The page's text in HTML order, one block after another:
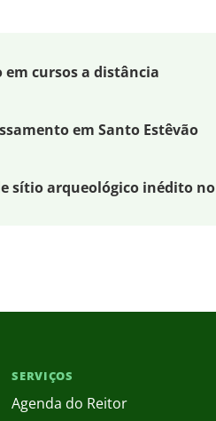
em cursos a distância
em Santo Estêvão
sítio arqueológico inédito no
SERVIÇOS
Agenda do Reitor